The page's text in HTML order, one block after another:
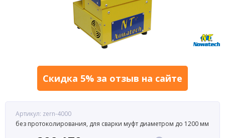
Скидка 5% за отзыв на сайте
Артикул: zern-4000
без протоколирования, для сварки муфт диаметром до 1200 мм